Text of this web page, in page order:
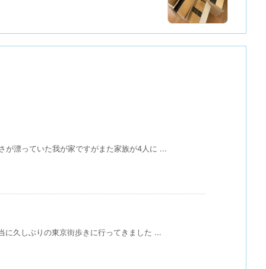
が漂っていた我が家ですがまた家族が4人に ...
に久しぶりの東京街歩きに行ってきました ...